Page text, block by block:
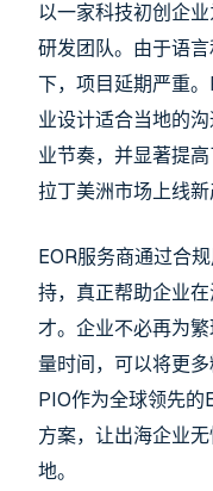
以一家科技初创企
研发团队。由于语
下，项目延期严重
业设计适合当地的
业节奏，并显著提
拉丁美洲市场上线新
EOR服务商通过合
持，真正帮助企业
才。企业不必再为
量时间，可以将更
PIO作为全球领先
方案，让出海企业
地。